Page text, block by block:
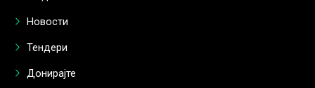
Новости
Тендери
Донирајте